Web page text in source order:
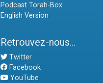
Podcast Torah-Box
English Version
Retrouvez-nous...
Twitter
Facebook
YouTube